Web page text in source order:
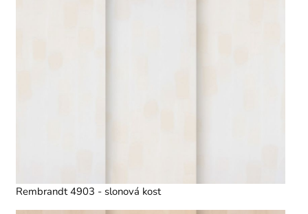
Rembrandt 4903 - slonová kost